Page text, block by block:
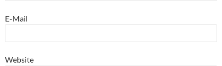
E-Mail
Website